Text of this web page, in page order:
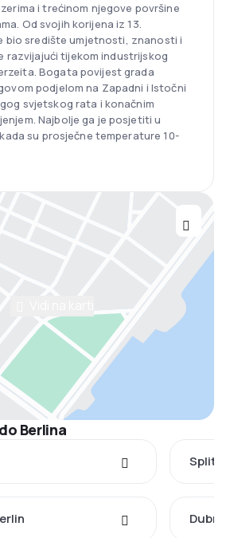
i trećinom njegove površine
Od svojih korijena iz 13.
bio središte umjetnosti, znanosti i
razvijajući tijekom industrijskog
Bogata povijest grada
podjelom na Zapadni i Istočni
svjetskog rata i konačnim
Najbolje ga je posjetiti u
su prosječne temperature 10-
Berlina
Split -